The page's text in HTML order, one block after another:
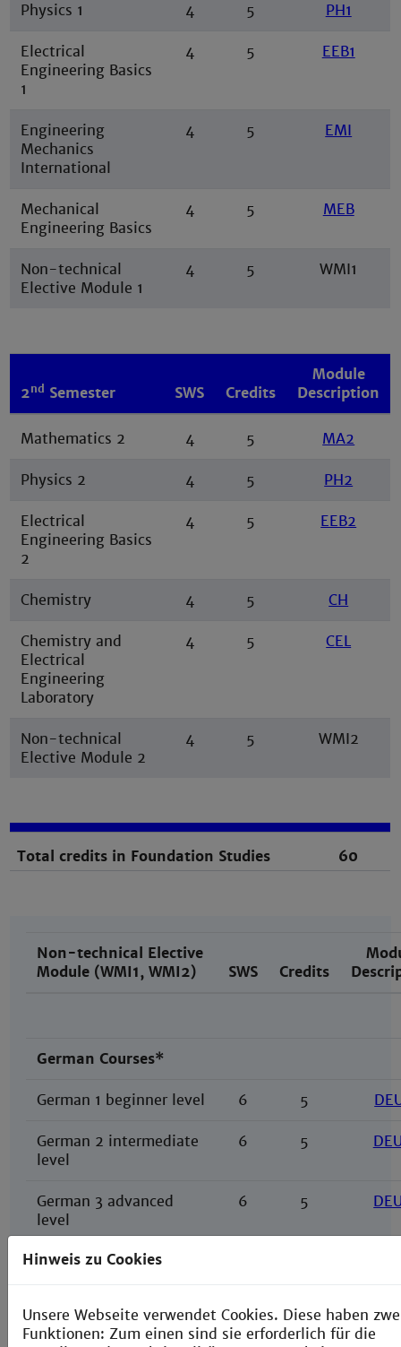
Physics 1 4 5 PH1
Electrical
Engineering Basics
1
4 5 EEB1
Engineering
Mechanics
International
4 5 EMI
Mechanical
Engineering Basics
4 5 MEB
Non-technical
Elective Module 1
4 5 WMI1
2nd Semester SWS Credits
Module
Description
Mathematics 2 4 5 MA2
Physics 2 4 5 PH2
Electrical
Engineering Basics
2
4 5 EEB2
Chemistry 4 5 CH
Chemistry and
Electrical
Engineering
Laboratory
4 5 CEL
Non-technical
Elective Module 2
4 5 WMI2
Total credits in Foundation Studies 60
Non-technical Elective
Module (WMI1, WMI2)
SWS Credits
German Courses*
German 1 beginner level 6 5
German 2 intermediate
level
6 5
German 3 advanced
level
6 5
German for academic
Hinweis zu Cookies
Unsere Webseite verwendet Cookies. Diese haben
Funktionen: Zum einen sind sie erforderlich für die